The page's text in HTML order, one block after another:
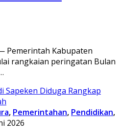
Pemerintah Kabupaten
rangkaian peringatan Bulan
, Pemerintahan, Pendidikan,
2026